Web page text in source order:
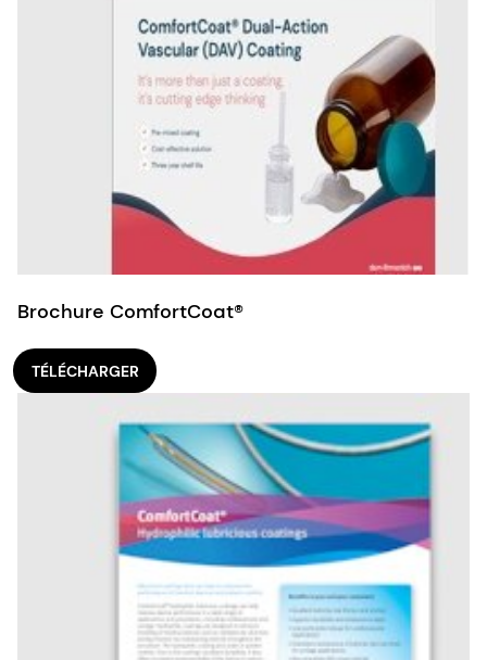
Cathéters de Foley
Cathéters à usage intermittent
Brochure ComfortCoat®
TÉLÉCHARGER